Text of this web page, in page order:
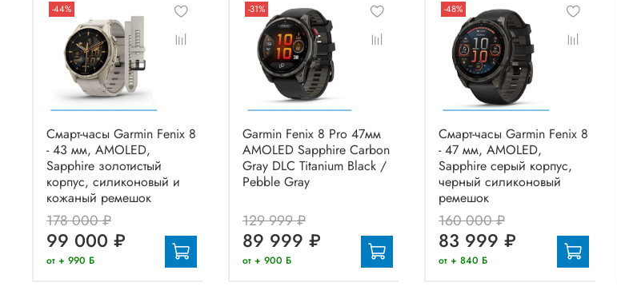
-44%
Смарт-часы Garmin Fenix 8
- 43 мм, AMOLED,
Sapphire золотистый
корпус, силиконовый и
кожаный ремешок
178 000 ₽
99 000 ₽
от + 990 Б
-31%
Garmin Fenix 8 Pro 47мм
AMOLED Sapphire Carbon
Gray DLC Titanium Black /
Pebble Gray
129 999 ₽
89 999 ₽
от + 900 Б
-48%
Смарт-часы Garmin Fenix 8
- 47 мм, AMOLED,
Sapphire серый корпус,
черный силиконовый
ремешок
160 000 ₽
83 999 ₽
от + 840 Б